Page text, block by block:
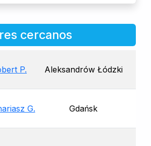
cercanos
P. Aleksandrów Łódzki
G. Gdańsk